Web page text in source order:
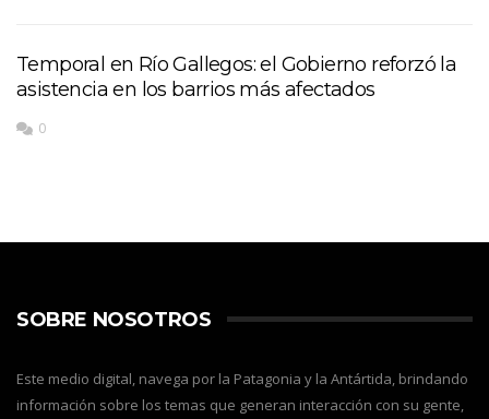
Temporal en Río Gallegos: el Gobierno reforzó la
asistencia en los barrios más afectados
0
SOBRE NOSOTROS
Este medio digital, navega por la Patagonia y la Antártida, brindando
información sobre los temas que generan interacción con su gente,